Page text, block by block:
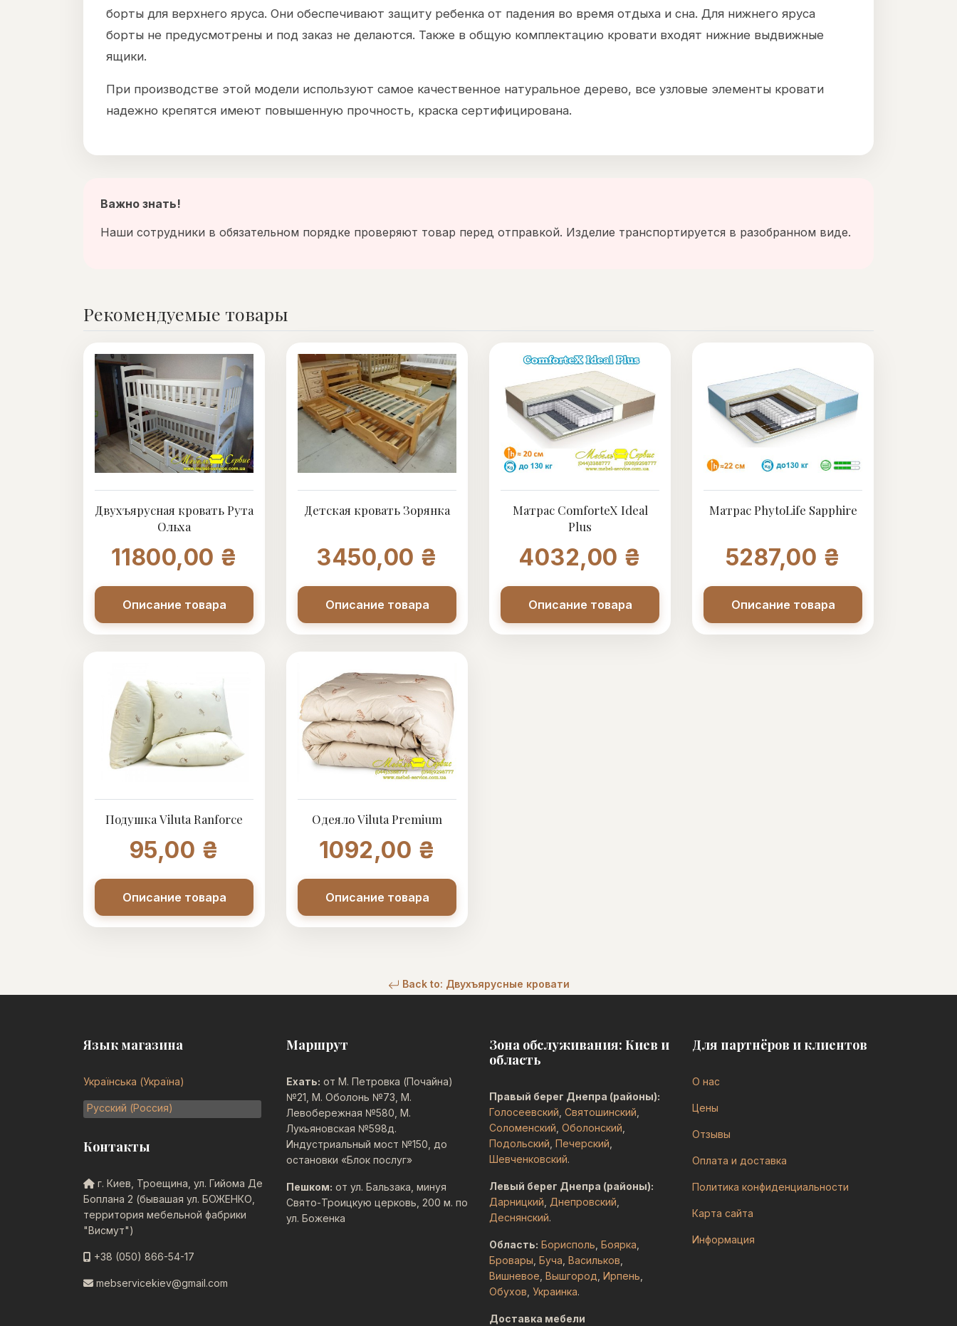
борты для верхнего яруса. Они обеспечивают защиту ребенка от падения во время отдыха и сна. Для нижнего яруса
борты не предусмотрены и под заказ не делаются. Также в общую комплектацию кровати входят нижние выдвижные
ящики.
При производстве этой модели используют самое качественное натуральное дерево, все узловые элементы кровати
надежно крепятся имеют повышенную прочность, краска сертифицирована.
Важно знать!
Наши сотрудники в обязательном порядке проверяют товар перед отправкой. Изделие транспортируется в разобранном виде.
Рекомендуемые товары
Двухъярусная кровать Рута
Ольха
11800,00 ₴
Описание товара
Детская кровать Зорянка
3450,00 ₴
Описание товара
Матрас ComforteX Ideal
Plus
4032,00 ₴
Описание товара
Матрас PhytoLife Sapphire
5287,00 ₴
Описание товара
Подушка Viluta Ranforce
95,00 ₴
Описание товара
Одеяло Viluta Premium
1092,00 ₴
Описание товара
Back to: Двухъярусные кровати
Язык магазина
Українська (Україна)
Русский (Россия)
Контакты
г. Киев, Троещина, ул. Гийома Де
Боплана 2 (бывашая ул. БОЖЕНКО,
территория мебельной фабрики
"Висмут")
+38 (050) 866-54-17
mebservicekiev@gmail.com
Маршрут
Ехать: от М. Петровка (Почайна)
№21, М. Оболонь №73, М.
Левобережная №580, М.
Лукьяновская №598д.
Индустриальный мост №150, до
остановки «Блок послуг»
Пешком: от ул. Бальзака, минуя
Свято-Троицкую церковь, 200 м. по
ул. Боженка
Зона обслуживания: Киев и
область
Правый берег Днепра (районы):
Голосеевский Святошинский
Соломенский Оболонский
Подольский Печерский
Шевченковский.
Левый берег Днепра (районы):
Дарницкий Днепровский
Деснянский.
Область: Борисполь Боярка
Бровары Буча Васильков
Вишневое Вышгород Ирпень
Обухов Украинка.
Доставка мебели
Для партнёров и клиентов
О нас
Цены
Отзывы
Оплата и доставка
Политика конфиденциальности
Карта сайта
Информация